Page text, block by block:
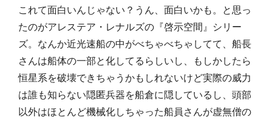
これて面白いんじゃない？うん、面白いかも。と思っ
たのがアレステア・レナルズの『啓示空間』シリー
ズ。なんか近光速船の中がべちゃべちゃしてて、船長
さんは船体の一部と化してるらしいし、もしかしたら
恒星系を破壊できちゃうかもしれないけど実際の威力
は誰も知らない隠匿兵器を船倉に隠しているし、頭部
以外はほとんど機械化しちゃった船員さんが虚無僧の